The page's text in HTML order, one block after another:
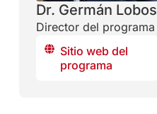
Dr. Germán Lobos
Director del programa
Sitio web del
programa